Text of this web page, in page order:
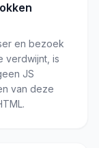
en bezoek
verdwijnt, is
JS
van deze